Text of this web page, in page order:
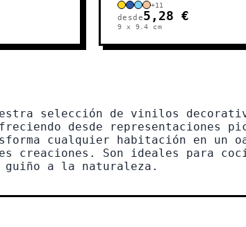
+11
desde5,28 €
9 x 9.4 cm
selección de vinilos
desde representaciones
cualquier habitación en un
Son ideales para
guiño a la naturaleza.